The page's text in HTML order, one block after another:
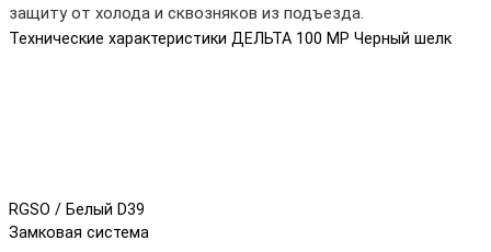
защиту от холода и сквозняков из подъезда.
Технические характеристики ДЕЛЬТА 100 MP Черный шелк
RGSO / Белый D39
Замковая система